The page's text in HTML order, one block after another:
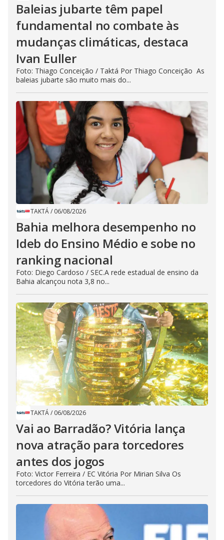
Baleias jubarte têm papel
fundamental no combate às
mudanças climáticas, destaca
Ivan Euller
Foto: Thiago Conceição / Taktá Por Thiago Conceição As
baleias jubarte são muito mais do...
TAKTÁ/ 06/08/2026
Bahia melhora desempenho no
Ideb do Ensino Médio e sobe no
ranking nacional
Foto: Diego Cardoso / SEC.A rede estadual de ensino da
Bahia alcançou nota 3,8 no...
TAKTÁ/ 06/08/2026
Vai ao Barradão? Vitória lança
nova atração para torcedores
antes dos jogos
Foto: Victor Ferreira / EC Vitória Por Mirian Silva Os
torcedores do Vitória terão uma...